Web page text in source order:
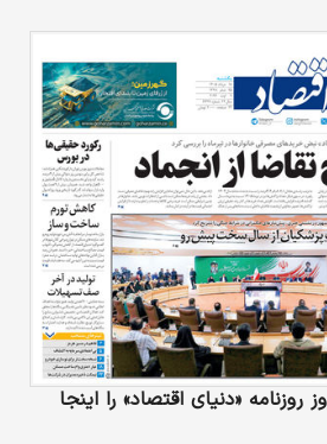
«دنیای‌ اقتصاد» را اینجا